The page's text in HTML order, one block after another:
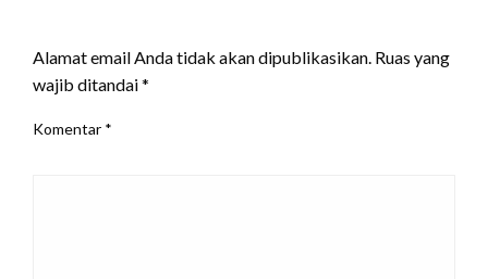
Alamat email Anda tidak akan dipublikasikan. Ruas yang
wajib ditandai*
Komentar *